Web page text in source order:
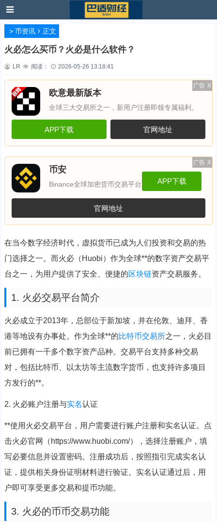
> 币资讯 正文
火必怎么买币？火必是什么软件？
LR 阅读： 2026-05-26 13:18:41
广告 X
欧意最新版本
全球三大交易所之一，新用户注册即领专属福利。
APP下载 官网地址
广告 X
币安
Binance全球加密货币交易平台 APP下载
官网地址
在当今数字经济时代，虚拟货币已成为人们投资和交易的热
门选择之一。而火必（Huobi）作为全球**的数字资产交易平
台之一，为用户提供了安全、便捷的区块链资产交易服务。
1. 火必交易平台简介
火必成立于2013年，总部位于新加坡，并在伦敦、迪拜、香
港等地设有办事处。作为全球**的比特币交易所之一，火必目
前已拥有一千多个数字资产品种。交易平台支持多种交易
对，包括比特币、以太坊等主流数字货币，也支持许多项目
方发行的**。
2. 火必账户注册与实名认证
**使用火必交易平台，用户需要进行账户注册和实名认证。点
击火必官网（https://www.huobi.com/），选择注册账户，填
写必要信息并设置密码。注册成功后，按照指引完成实名认
证，提供相关身份证明材料进行验证。实名认证通过后，用
户即可享受更多交易和提币功能。
3. 火必的币币交易功能